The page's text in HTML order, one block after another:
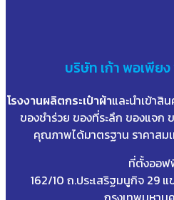
บริษัท เก้าพอเพียง
โรงงานผลิตกระเป๋าผ้าและนำเข้าสิ
ของชำร่วย ของที่ระลึก ของแจก
คุณภาพได้มาตรฐาน ราคาสม
ที่ตั้งออฟ
162/10 ถ.ประเสริฐมนูกิจ 29